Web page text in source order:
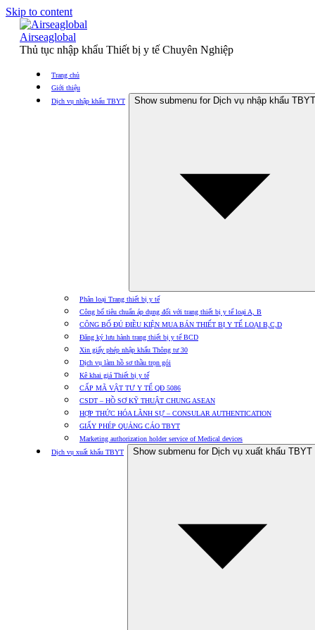
Skip to content
Airseaglobal
Thủ tục nhập khẩu Thiết bị y tế Chuyên Nghiệp
Trang chủ
Giới thiệu
Dịch vụ nhập khẩu TBYT
Show submenu for Dịch vụ nhập khẩu TBYT
Phân loại Trang thiết bị y tế
Công bố tiêu chuẩn áp dụng đối với trang thiết bị y tế loại A, B
CÔNG BỐ ĐỦ ĐIỀU KIỆN MUA BÁN THIẾT BỊ Y TẾ LOẠI B,C,D
Đăng ký lưu hành trang thiết bị y tế BCD
Xin giấy phép nhập khẩu Thông tư 30
Dịch vụ làm hồ sơ thầu trọn gói
Kê khai giá Thiết bị y tế
CẤP MÃ VẬT TƯ Y TẾ QĐ 5086
CSDT – HỒ SƠ KỸ THUẬT CHUNG ASEAN
HỢP THỨC HÓA LÃNH SỰ – CONSULAR AUTHENTICATION
GIẤY PHÉP QUẢNG CÁO TBYT
Marketing authorization holder service of Medical devices
Dịch vụ xuất khẩu TBYT
Show submenu for Dịch vụ xuất khẩu TBYT